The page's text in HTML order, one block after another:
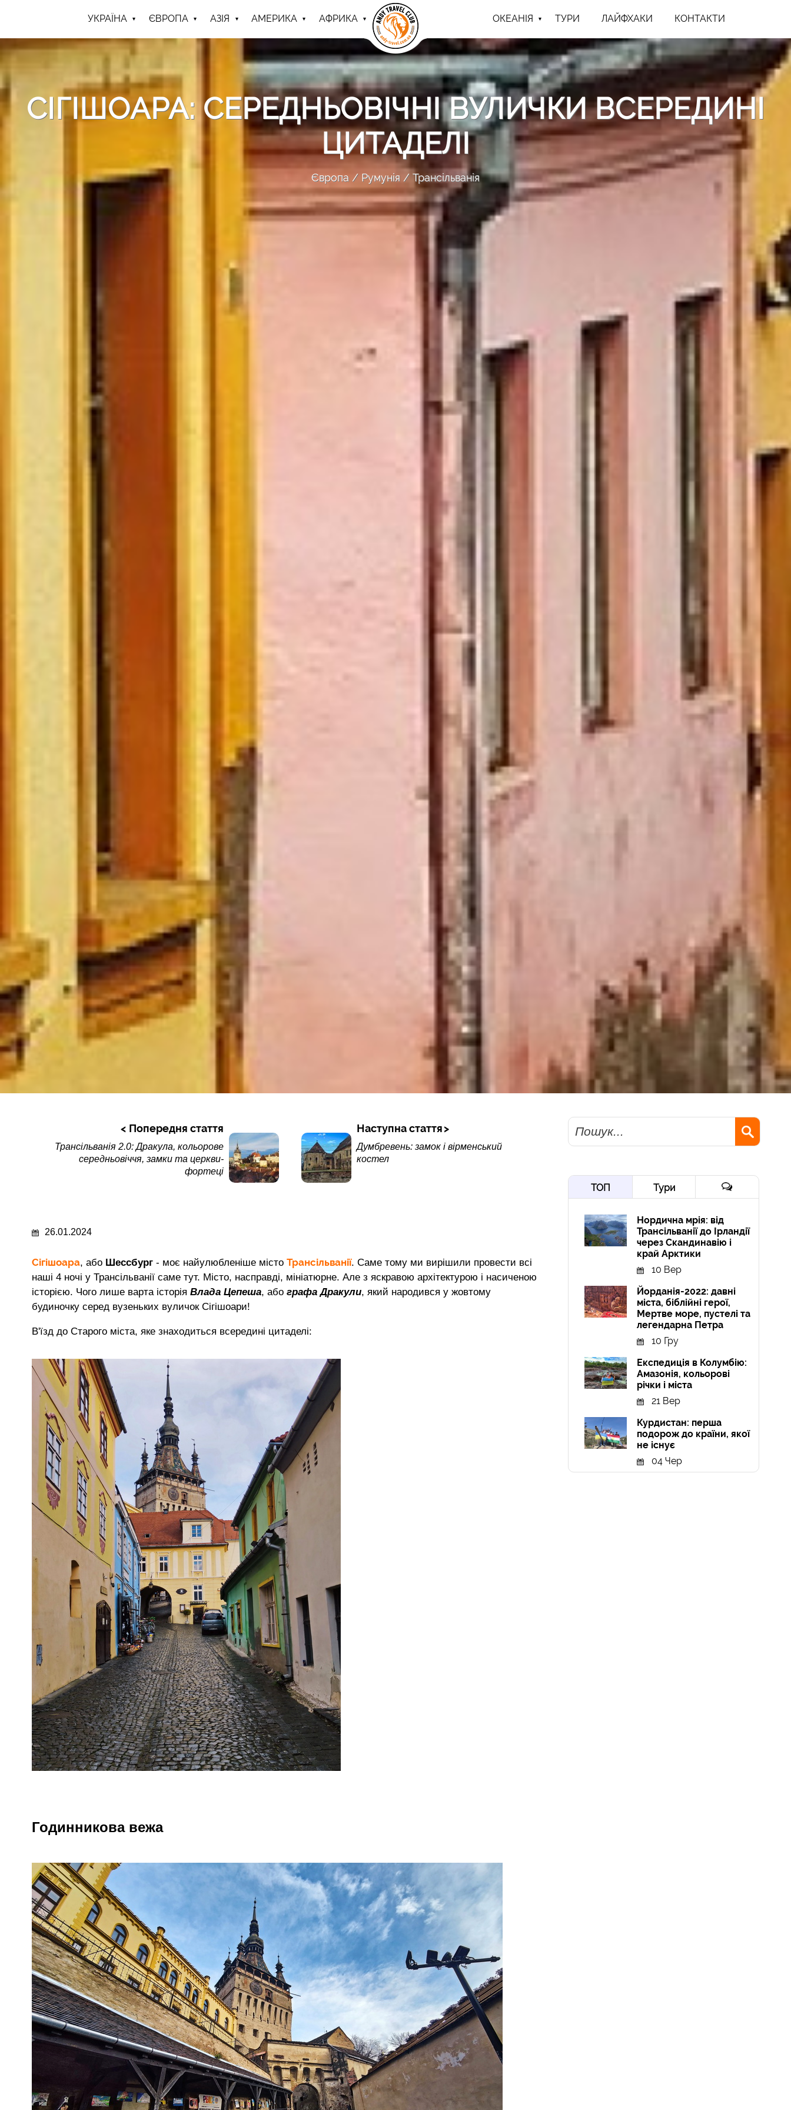
УКРАЇНА ЄВРОПА АЗІЯ АМЕРИКА АФРИКА ОКЕАНІЯ ТУРИ ЛАЙФХАКИ КОНТАКТИ
СІГІШОАРА: СЕРЕДНЬОВІЧНІ ВУЛИЧКИ ВСЕРЕДИНІ
ЦИТАДЕЛІ
Європа Румунія Трансільванія
Попередня стаття
Трансільванія 2.0: Дракула, кольорове
середньовіччя, замки та церкви-
фортеці
Наступна стаття
Думбревень: замок і вірменський
костел
26.01.2024
Сігішоара, або Шессбург - моє найулюбленіше місто Трансільванії. Саме тому ми вирішили провести всі
наші 4 ночі у Трансільванії саме тут. Місто, насправді, мініатюрне. Але з яскравою архітектурою і насиченою
історією. Чого лише варта історія Влада Цепеша, або графа Дракули, який народився у жовтому
будиночку серед вузеньких вуличок Сігішоари!
В'їзд до Старого міста, яке знаходиться всередині цитаделі:
Годинникова вежа
Пошук
ТОП Тури
Нордична мрія: від
Трансільванії до Ірландії
через Скандинавію і
край Арктики
10 Вер
Йорданія-2022: давні
міста, біблійні герої,
Мертве море, пустелі та
легендарна Петра
10 Гру
Експедиція в Колумбію:
Амазонія, кольорові
річки і міста
21 Вер
Курдистан: перша
подорож до країни, якої
не існує
04 Чер